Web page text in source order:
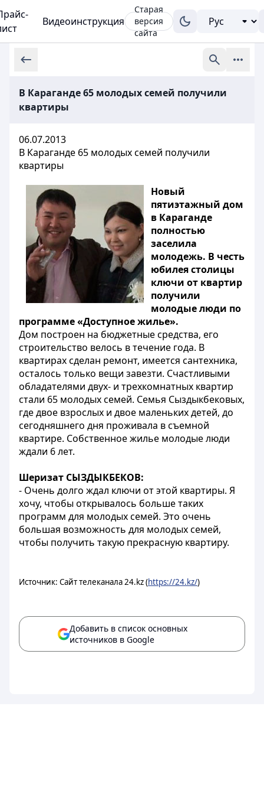
Видеоинструкция
Старая
версия
сайта
В Караганде 65 молодых семей получили
квартиры
06.07.2013
В Караганде 65 молодых семей получили
квартиры
Новый
пятиэтажный дом
в Караганде
полностью
заселила
молодежь. В честь
юбилея столицы
ключи от квартир
получили
молодые люди по
программе «Доступное жилье».
Дом построен на бюджетные средства, его
строительство велось в течение года. В
квартирах сделан ремонт, имеется сантехника,
осталось только вещи завезти. Счастливыми
обладателями двух- и трехкомнатных квартир
стали 65 молодых семей. Семья Сыздыкбековых,
где двое взрослых и двое маленьких детей, до
сегодняшнего дня проживала в съемной
квартире. Собственное жилье молодые люди
ждали 6 лет.
Шеризат СЫЗДЫКБЕКОВ:
- Очень долго ждал ключи от этой квартиры. Я
хочу, чтобы открывалось больше таких
программ для молодых семей. Это очень
большая возможность для молодых семей,
чтобы получить такую прекрасную квартиру.
Источник: Сайт телеканала 24.kz (https://24.kz/)
Добавить в список основных
источников в Google